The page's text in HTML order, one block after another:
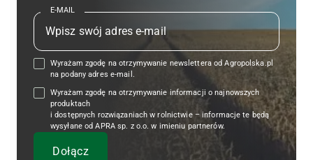
E-MAIL
Wyrażam zgodę na otrzymywanie newslettera od Agropolska.pl
na podany adres e-mail.
Wyrażam zgodę na otrzymywanie informacji o najnowszych
produktach
i dostępnych rozwiązaniach w rolnictwie – informacje te będą
wysyłane od APRA sp. z o.o. w imieniu partnerów.